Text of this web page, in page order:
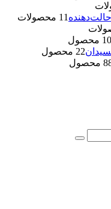
1 1 محصولات
10
22 محصول
8